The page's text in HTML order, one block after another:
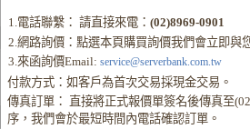
1.電話聯繫： 請直接來電：(02)8969-0901
2.網路詢價：點選本頁購買詢價我們會立即與
3.來函詢價Email: service@serverbank.com.tw
付款方式：如客戶為首次交易採現金交易。
傳真訂單： 直接將正式報價單簽名後傳真至
序，我們會於最短時間內電話確認訂單。